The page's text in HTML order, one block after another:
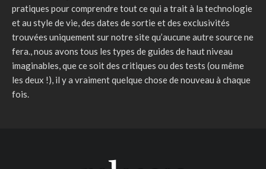
pratiques pour comprendre tout ce qui a trait à la technologie
et au style de vie, des dates de sortie et des exclusivités
trouvées uniquement sur notre site qu’aucune autre source ne
fera., nous avons tous les types de guides de haut niveau
imaginables, que ce soit des critiques ou des tests (ou même
les deux !), il y a vraiment quelque chose de nouveau à chaque
fois.